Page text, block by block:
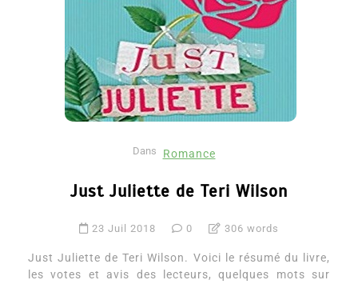
Dans Romance
Just Juliette de Teri Wilson
23 Juil 2018 0 306 words
Just Juliette de Teri Wilson. Voici le résumé du livre,
les votes et avis des lecteurs, quelques mots sur